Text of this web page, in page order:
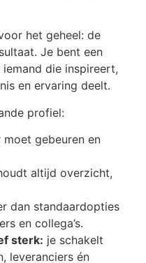
het geheel: de
Je bent een
die inspireert,
en ervaring deelt.
profiel:
gebeuren en
altijd overzicht,
dan standaardopties
en collega’s.
sterk: je schakelt
leveranciers én